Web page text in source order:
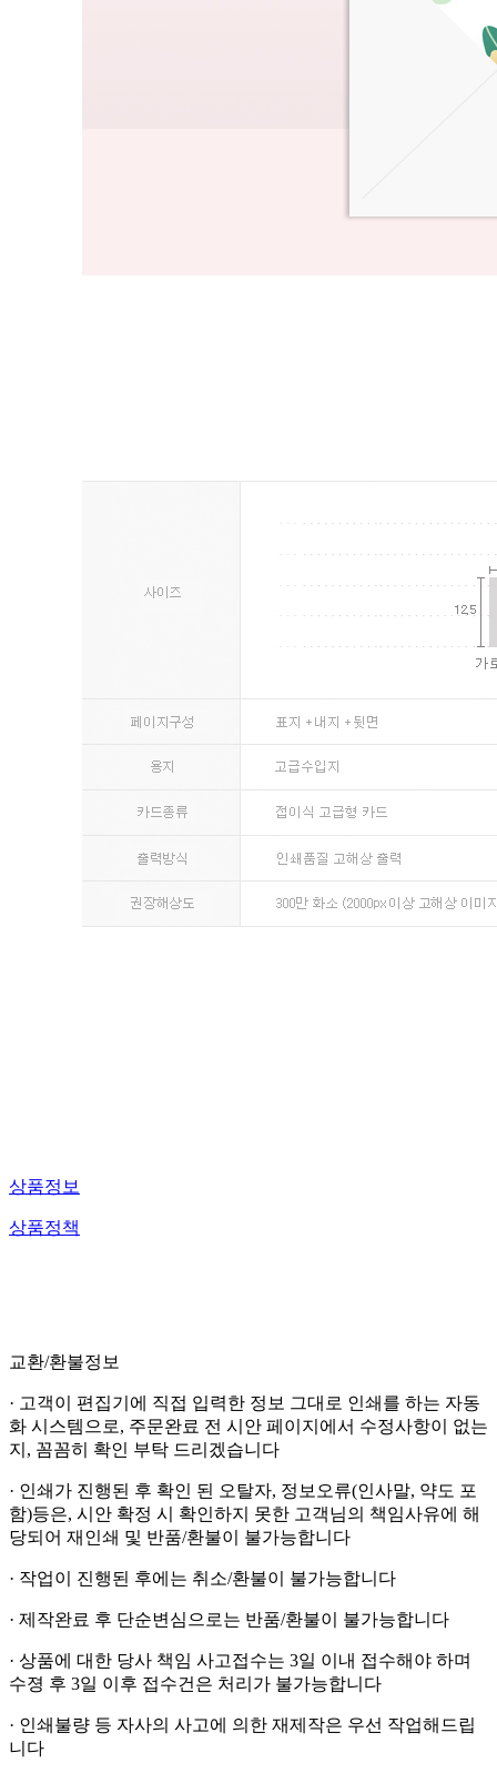
상품정보
상품정책
교환/환불정보
· 고객이 편집기에 직접 입력한 정보 그대로 인쇄를 하는 자동
화 시스템으로, 주문완료 전 시안 페이지에서 수정사항이 없는
지, 꼼꼼히 확인 부탁 드리겠습니다
· 인쇄가 진행된 후 확인 된 오탈자, 정보오류(인사말, 약도 포
함)등은, 시안 확정 시 확인하지 못한 고객님의 책임사유에 해
당되어 재인쇄 및 반품/환불이 불가능합니다
· 작업이 진행된 후에는 취소/환불이 불가능합니다
· 제작완료 후 단순변심으로는 반품/환불이 불가능합니다
· 상품에 대한 당사 책임 사고접수는 3일 이내 접수해야 하며
수졍 후 3일 이후 접수건은 처리가 불가능합니다
· 인쇄불량 등 자사의 사고에 의한 재제작은 우선 작업해드립
니다